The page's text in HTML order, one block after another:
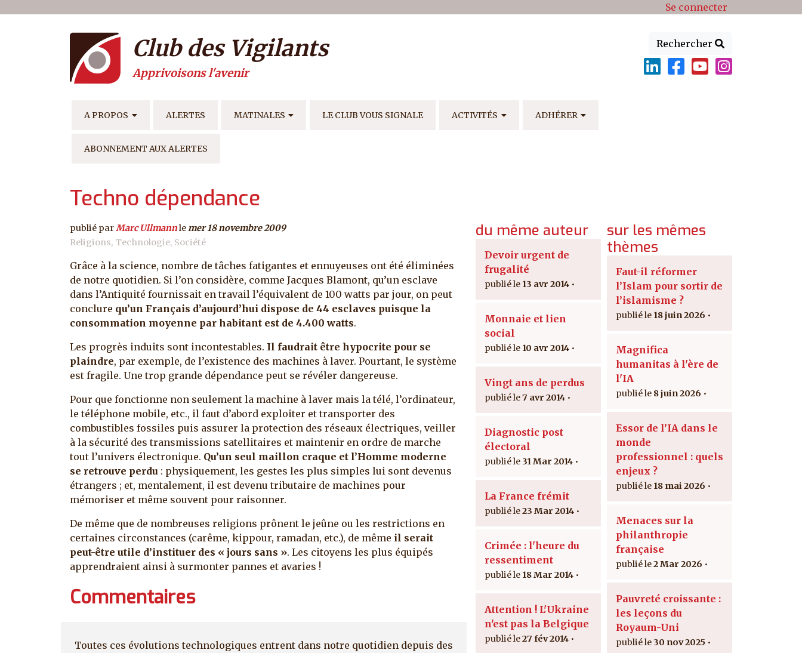
Menu du compte de l'utilisateur Se connecter
Rechercher
Club des Vigilants
Apprivoisons l'avenir
NAVIGATION PRINCIPALE
A PROPOS ALERTES MATINALES LE CLUB VOUS SIGNALE ACTIVITÉS ADHÉRER
ABONNEMENT AUX ALERTES
Techno dépendance
publié par Marc Ullmannle mer 18 novembre 2009
Religions Technologie Société
Grâce à la science, nombre de tâches fatigantes et ennuyeuses ont été éliminées
de notre quotidien. Si l’on considère, comme Jacques Blamont, qu’un esclave
dans l’Antiquité fournissait en travail l’équivalent de 100 watts par jour, on peut
conclure qu’un Français d’aujourd’hui dispose de 44 esclaves puisque la
consommation moyenne par habitant est de 4.400 watts.
Les progrès induits sont incontestables. Il faudrait être hypocrite pour se
plaindre, par exemple, de l’existence des machines à laver. Pourtant, le système
est fragile. Une trop grande dépendance peut se révéler dangereuse.
Pour que fonctionne non seulement la machine à laver mais la télé, l’ordinateur,
le téléphone mobile, etc., il faut d’abord exploiter et transporter des
combustibles fossiles puis assurer la protection des réseaux électriques, veiller
à la sécurité des transmissions satellitaires et maintenir en ordre de marche
tout l’univers électronique. Qu’un seul maillon craque et l’Homme moderne
se retrouve perdu : physiquement, les gestes les plus simples lui sont devenus
étrangers ; et, mentalement, il est devenu tributaire de machines pour
mémoriser et même souvent pour raisonner.
De même que de nombreuses religions prônent le jeûne ou les restrictions en
certaines circonstances (carême, kippour, ramadan, etc.), de même il serait
peut-être utile d’instituer des « jours sans ». Les citoyens les plus équipés
apprendraient ainsi à surmonter pannes et avaries !
Commentaires
Toutes ces évolutions technologiques entrent dans notre quotidien depuis des
du même auteur
Devoir urgent de
frugalité
13 avr 2014
Monnaie et lien
social
10 avr 2014
Vingt ans de perdus
7 avr 2014
Diagnostic post
électoral
31 Mar 2014
La France frémit
23 Mar 2014
Crimée : l'heure du
ressentiment
18 Mar 2014
Attention ! L'Ukraine
n'est pas la Belgique
27 fév 2014
sur les mêmes
thèmes
Faut-il réformer
l’Islam pour sortir de
l’islamisme ?
18 juin 2026
Magnifica
humanitas à l'ère de
l'IA
8 juin 2026
Essor de l’IA dans le
monde
professionnel : quels
enjeux ?
18 mai 2026
Menaces sur la
philanthropie
française
2 Mar 2026
Pauvreté croissante :
les leçons du
Royaum-Uni
30 nov 2025